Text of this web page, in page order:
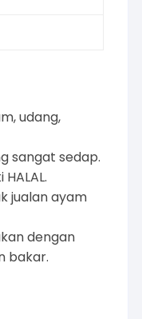
udang,
sangat sedap.
jualan ayam
dengan
bakar.